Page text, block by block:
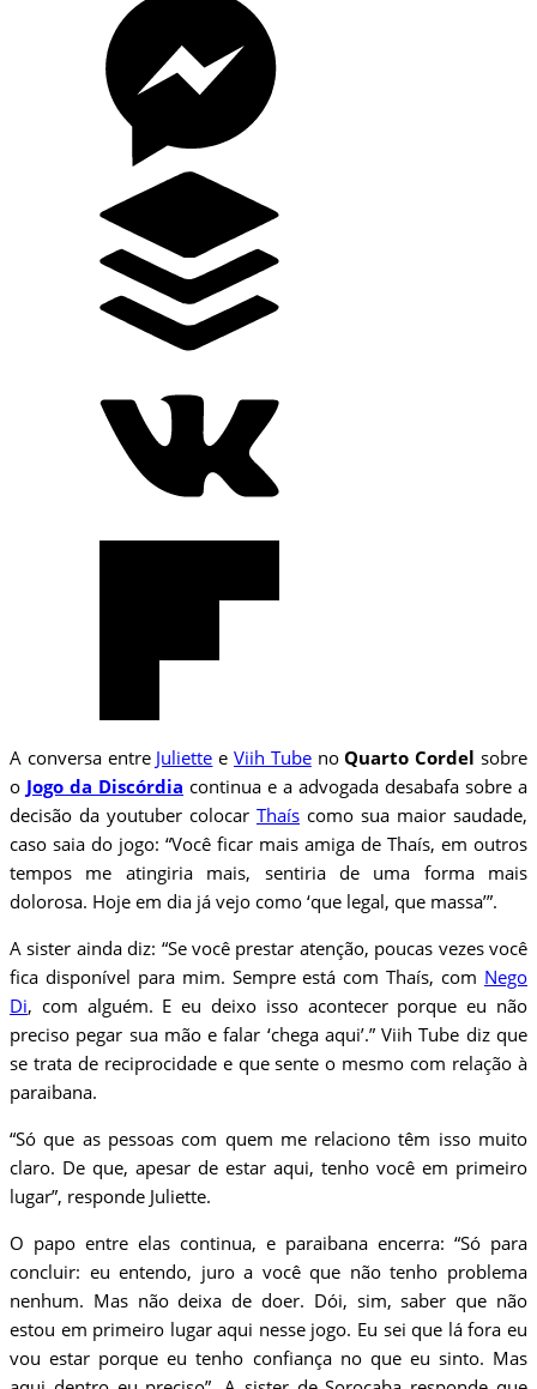
A conversa entre Juliette eViih TubenoQuarto Cordel sobre
o Jogo da Discórdia continua e a advogada desabafa sobre a
decisão da youtuber colocar Thaís como sua maior saudade,
caso saia do jogo: “Você ficar mais amiga de Thaís, em outros
tempos me atingiria mais, sentiria de uma forma mais
dolorosa. Hoje em dia já vejo como ‘que legal, que massa’”.
A sister ainda diz: “Se você prestar atenção, poucas vezes você
fica disponível para mim. Sempre está com Thaís, com Nego
Di, com alguém. E eu deixo isso acontecer porque eu não
preciso pegar sua mão e falar ‘chega aqui’.” Viih Tube diz que
se trata de reciprocidade e que sente o mesmo com relação à
paraibana.
“Só que as pessoas com quem me relaciono têm isso muito
claro. De que, apesar de estar aqui, tenho você em primeiro
lugar”, responde Juliette.
O papo entre elas continua, e paraibana encerra: “Só para
concluir: eu entendo, juro a você que não tenho problema
nenhum. Mas não deixa de doer. Dói, sim, saber que não
estou em primeiro lugar aqui nesse jogo. Eu sei que lá fora eu
vou estar porque eu tenho confiança no que eu sinto. Mas